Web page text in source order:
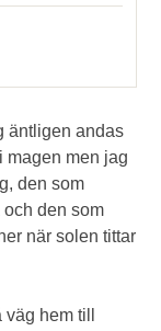
äntligen andas
magen men jag
den som
den som
när solen tittar
hem till